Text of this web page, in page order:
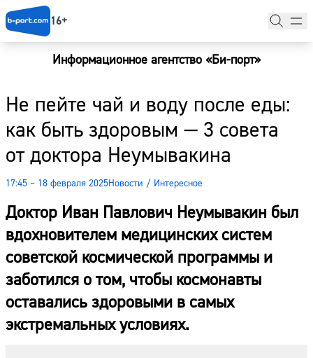
16+
Информационное агентство «Би-порт»
Не пейте чай и воду после еды:
как быть здоровым — 3 совета
от доктора Неумывакина
17:45 – 18 февраля 2025Новости / Интересное
Доктор Иван Павлович Неумывакин был
вдохновителем медицинских систем
советской космической программы и
заботился о том, чтобы космонавты
оставались здоровыми в самых
экстремальных условиях.
Новости
Наши гости
Фоторепортажи
Погода
Курсы валют